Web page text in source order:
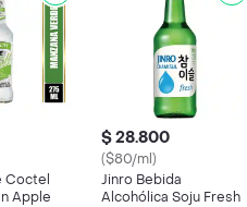
Coctel
Apple
$ 28.800
($80/ml)
Jinro Bebida
Alcohólica Soju Fresh